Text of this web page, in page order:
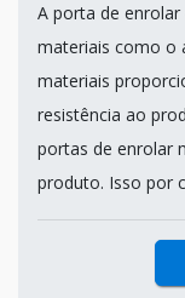
A porta de
materiais como o
materiais
resistência ao
portas de enrolar
produto. Isso por